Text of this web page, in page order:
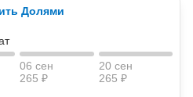
Долями
06 сен
265 ₽
20 сен
265 ₽